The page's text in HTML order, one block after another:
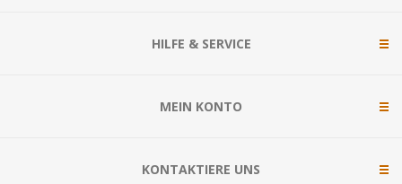
HILFE & SERVICE
MEIN KONTO
KONTAKTIERE UNS